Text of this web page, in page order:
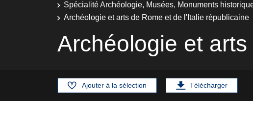
Spécialité Archéologie, Musées, Monuments
Archéologie et arts de Rome et de l'Italie républicaine
Archéologie et
Ajouter à la sélection Télécharger